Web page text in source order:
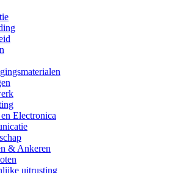
Electronica
& Ankeren
uitrusting